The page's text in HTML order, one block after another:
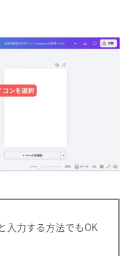
入力する方法でもOK